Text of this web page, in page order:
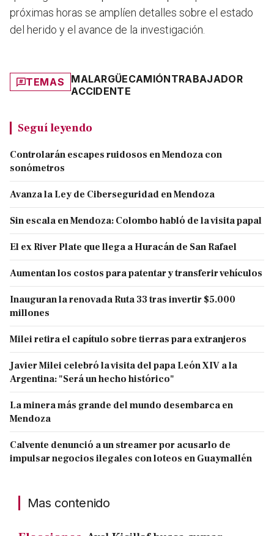
próximas horas se amplíen detalles sobre el estado
del herido y el avance de la investigación.
TEMAS MALARGÜECAMIÓNTRABAJADOR
ACCIDENTE
Seguí leyendo
Controlarán escapes ruidosos en Mendoza con
sonómetros
Avanza la Ley de Ciberseguridad en Mendoza
Sin escala en Mendoza: Colombo habló de la visita papal
El ex River Plate que llega a Huracán de San Rafael
Aumentan los costos para patentar y transferir vehículos
Inauguran la renovada Ruta 33 tras invertir $5.000
millones
Milei retira el capítulo sobre tierras para extranjeros
Javier Milei celebró la visita del papa León XIV a la
Argentina: "Será un hecho histórico"
La minera más grande del mundo desembarca en
Mendoza
Calvente denunció a un streamer por acusarlo de
impulsar negocios ilegales con loteos en Guaymallén
Mas contenido